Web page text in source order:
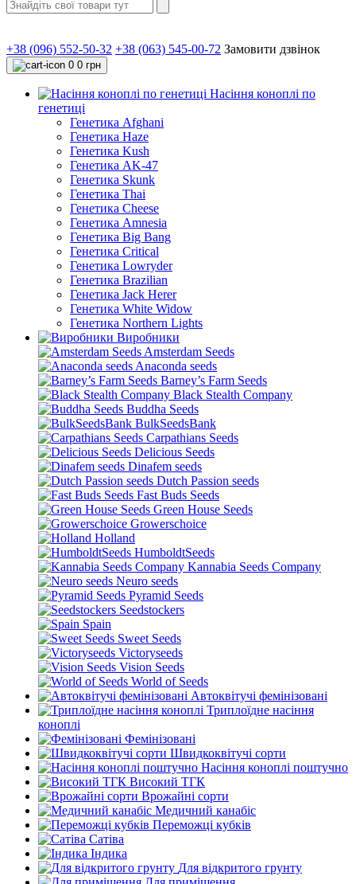
+38 (096) 552-50-32 +38 (063) 545-00-72 Замовити дзвінок
0 0 грн
Насіння коноплі по
генетиці
Генетика Afghani
Генетика Haze
Генетика Kush
Генетика AK-47
Генетика Skunk
Генетика Thai
Генетика Cheese
Генетика Amnesia
Генетика Big Bang
Генетика Critical
Генетика Lowryder
Генетика Brazilian
Генетика Jack Herer
Генетика White Widow
Генетика Northern Lights
Виробники
Amsterdam Seeds
Anaconda seeds
Barney’s Farm Seeds
Black Stealth Company
Buddha Seeds
BulkSeedsBank
Carpathians Seeds
Delicious Seeds
Dinafem seeds
Dutch Passion seeds
Fast Buds Seeds
Green House Seeds
Growerschoice
Holland
HumboldtSeeds
Kannabia Seeds Company
Neuro seeds
Pyramid Seeds
Seedstockers
Spain
Sweet Seeds
Victoryseeds
Vision Seeds
World of Seeds
Автоквітучі фемінізовані
Триплоїдне насіння
коноплі
Фемінізовані
Швидкоквітучі сорти
Насіння коноплі поштучно
Високий ТГК
Врожайні сорти
Медичний канабіс
Переможці кубків
Сатіва
Індика
Для відкритого грунту